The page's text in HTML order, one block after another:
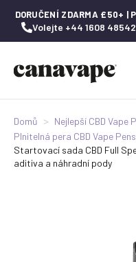
DORUČENÍ ZDARMA £50+ |
Volejte +44 1608
Domů
Nejlepší CBD Vape
Plnitelná pera CBD Vape Pens
Startovací sada CBD Full
aditiva a náhradní pody